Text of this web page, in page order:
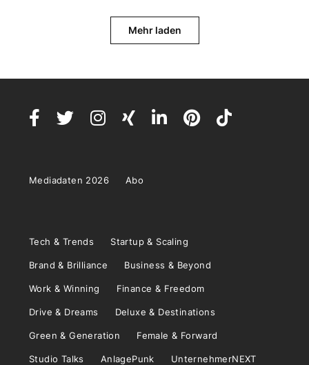
Mehr laden
Mediadaten 2026 Abo
Tech & Trends Startup & Scaling
Brand & Brilliance Business & Beyond
Work & Winning Finance & Freedom
Drive & Dreams Deluxe & Destinations
Green & Generation Female & Forward
Studio Talks AnlagePunk UnternehmerNEXT